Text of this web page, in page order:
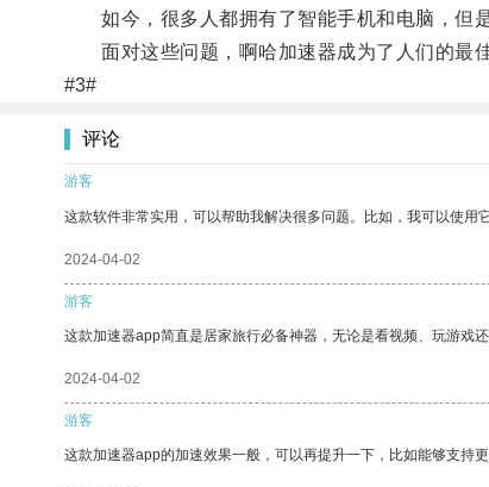
如今，很多人都拥有了智能手机和电脑，但是
面对这些问题，啊哈加速器成为了人们的最佳
#3#
评论
游客
这款软件非常实用，可以帮助我解决很多问题。比如，我可以使用
2024-04-02
游客
这款加速器app简直是居家旅行必备神器，无论是看视频、玩游戏
2024-04-02
游客
这款加速器app的加速效果一般，可以再提升一下，比如能够支持更